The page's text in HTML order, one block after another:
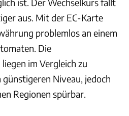
aus. Mit der EC-Karte
problemlos an einem
Die
im Vergleich zu
Niveau, jedoch
Regionen spürbar.